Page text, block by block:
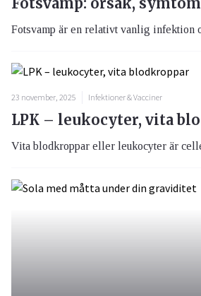
Fotsvamp är en relativt vanlig infektion
23 november, 2025 Infektioner & Vacciner
LPK – leukocyter, vita
Vita blodkroppar eller leukocyter är